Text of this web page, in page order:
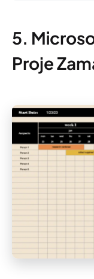
5.
Proje